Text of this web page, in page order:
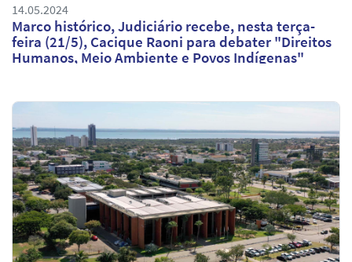
14.05.2024
Marco histórico, Judiciário recebe, nesta terça-
feira (21/5), Cacique Raoni para debater "Direitos
Humanos, Meio Ambiente e Povos Indígenas"